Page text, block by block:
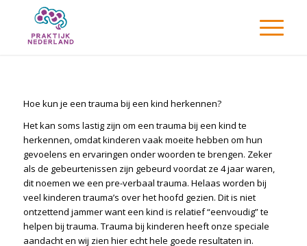
Hoe kun je een trauma bij een kind herkennen?
Het kan soms lastig zijn om een trauma bij een kind te
herkennen, omdat kinderen vaak moeite hebben om hun
gevoelens en ervaringen onder woorden te brengen. Zeker
als de gebeurtenissen zijn gebeurd voordat ze 4 jaar waren,
dit noemen we een pre-verbaal trauma. Helaas worden bij
veel kinderen trauma’s over het hoofd gezien. Dit is niet
ontzettend jammer want een kind is relatief “eenvoudig” te
helpen bij trauma. Trauma bij kinderen heeft onze speciale
aandacht en wij zien hier echt hele goede resultaten in.